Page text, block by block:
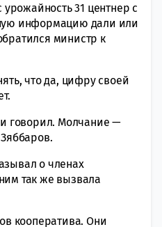
31 центнер с
информацию дали или
министр к
что да, цифру своей
говорил. Молчание —
о членах
так же вызвала
кооператива. Они